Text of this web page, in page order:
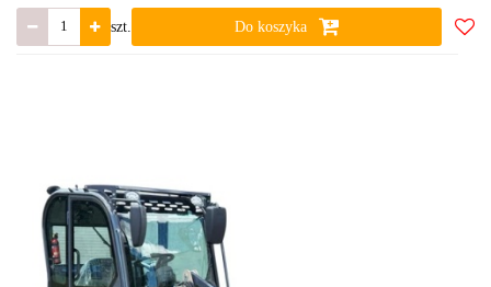
szt. Do koszyka